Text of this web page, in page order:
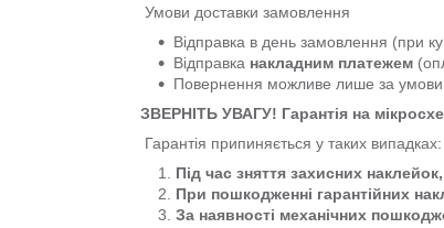
Умови доставки замовлення
Відправка в день замовлення (при
Відправка накладним платежем
Повернення можливе лише за
ЗВЕРНІТЬ УВАГУ! Гарантія на
Гарантія припиняється у таких випадках:
Під час зняття захисних
При пошкодженні гарантійних
За наявності механічних